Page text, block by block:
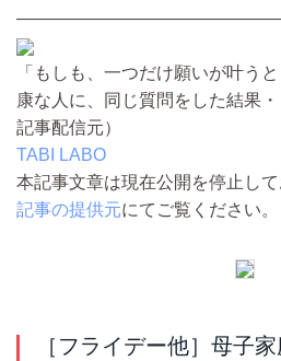
「もしも、一つだけ願いが叶う
康な人に、同じ質問をした結果・
記事配信元）
TABI LABO
本記事文章は現在公開を停止し
記事の提供元にてご覧ください。
［フライデー他］母子